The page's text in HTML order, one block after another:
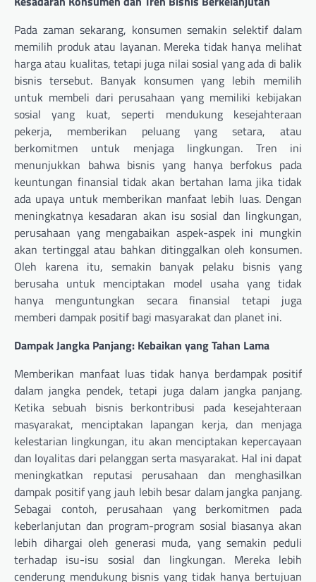
Pada zaman sekarang, konsumen semakin selektif dalam
memilih produk atau layanan. Mereka tidak hanya melihat
harga atau kualitas, tetapi juga nilai sosial yang ada di balik
bisnis tersebut. Banyak konsumen yang lebih memilih
untuk membeli dari perusahaan yang memiliki kebijakan
sosial yang kuat, seperti mendukung kesejahteraan
pekerja, memberikan peluang yang setara, atau
berkomitmen untuk menjaga lingkungan. Tren ini
menunjukkan bahwa bisnis yang hanya berfokus pada
keuntungan finansial tidak akan bertahan lama jika tidak
ada upaya untuk memberikan manfaat lebih luas. Dengan
meningkatnya kesadaran akan isu sosial dan lingkungan,
perusahaan yang mengabaikan aspek-aspek ini mungkin
akan tertinggal atau bahkan ditinggalkan oleh konsumen.
Oleh karena itu, semakin banyak pelaku bisnis yang
berusaha untuk menciptakan model usaha yang tidak
hanya menguntungkan secara finansial tetapi juga
memberi dampak positif bagi masyarakat dan planet ini.
Dampak Jangka Panjang: Kebaikan yang Tahan Lama
Memberikan manfaat luas tidak hanya berdampak positif
dalam jangka pendek, tetapi juga dalam jangka panjang.
Ketika sebuah bisnis berkontribusi pada kesejahteraan
masyarakat, menciptakan lapangan kerja, dan menjaga
kelestarian lingkungan, itu akan menciptakan kepercayaan
dan loyalitas dari pelanggan serta masyarakat. Hal ini dapat
meningkatkan reputasi perusahaan dan menghasilkan
dampak positif yang jauh lebih besar dalam jangka panjang.
Sebagai contoh, perusahaan yang berkomitmen pada
keberlanjutan dan program-program sosial biasanya akan
lebih dihargai oleh generasi muda, yang semakin peduli
terhadap isu-isu sosial dan lingkungan. Mereka lebih
cenderung mendukung bisnis yang tidak hanya bertujuan